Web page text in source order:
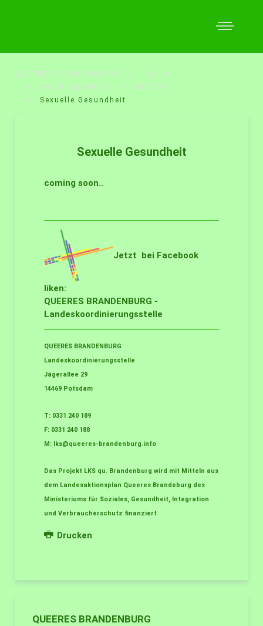
QUEERES BRANDENBURG
Aktion
Handlungsfelder
HIV/STI
Sexuelle Gesundheit
Sexuelle Gesundheit
coming soon..
Jetzt bei Facebook
liken:
QUEERES BRANDENBURG -
Landeskoordinierungsstelle
QUEERES BRANDENBURG
Landeskoordinierungsstelle
Jägerallee 29
14469 Potsdam
T: 0331 240 189
F: 0331 240 188
M:
lks@queeres-brandenburg.info
Das Projekt LKS qu. Brandenburg wird mit Mitteln aus
dem Landesaktionsplan Queeres Brandeburg des
Ministeriums für Soziales, Gesundheit, Integration
und Verbraucherschutz finanziert
Drucken
QUEERES BRANDENBURG